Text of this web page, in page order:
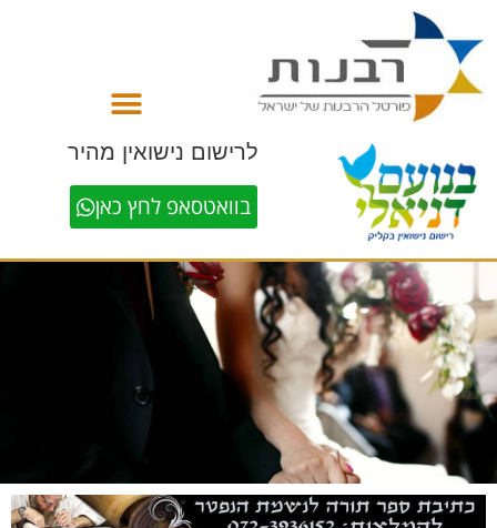
לרישום נישואין מהיר
בוואטסאפ לחץ כאן